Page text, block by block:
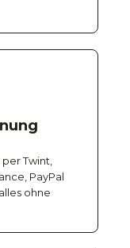
Twint,
PayPal
ohne